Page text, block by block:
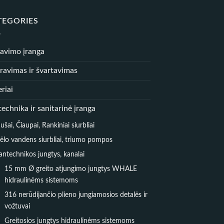
įranga
ir švartavimas
ir sanitarinė įranga
Čiaupai, Rankiniai siurbliai
vandens siurbliai, triumo pompos
jungtys, kanalai
15 mm Ø greito atjungimo jungtys WHALE
hidraulinėms sistemoms
316 nerūdijančio plieno jungiamosios detalės ir
vožtuvai
Greitosios jungtys hidraulinėms sistemoms